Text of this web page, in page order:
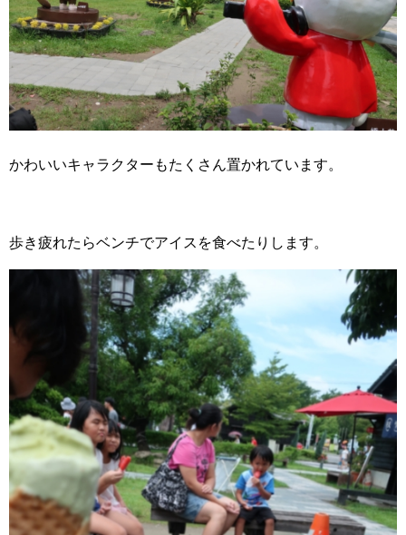
かわいいキャラクターもたくさん置かれています。
歩き疲れたらベンチでアイスを食べたりします。